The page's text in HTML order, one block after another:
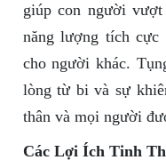
giúp con người
năng lượng tích cực
cho người khác.
lòng từ bi và sự
thân và mọi người
Các Lợi Ích Tinh